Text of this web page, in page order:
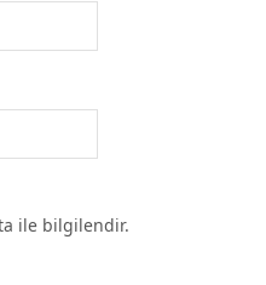
ile bilgilendir.